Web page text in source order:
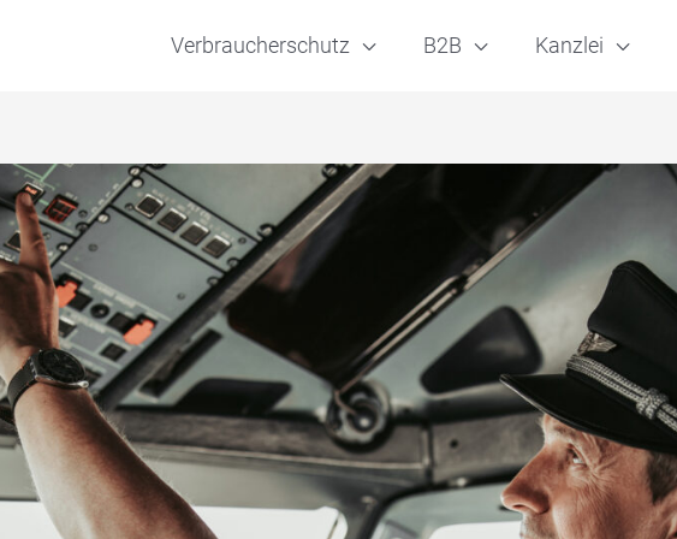
Verbraucherschutz B2B Kanzlei